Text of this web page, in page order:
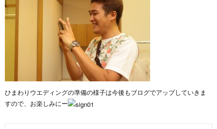
ひまわりウエディングの準備の様子は今後もブログでアップしていきま
すので、お楽しみにー